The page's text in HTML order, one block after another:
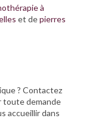
à
et depierres
? Contactez
toute demande
accueillir dans